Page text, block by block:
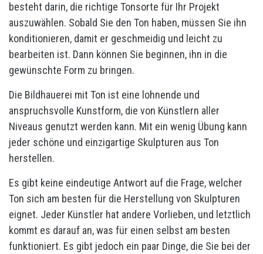
besteht darin, die richtige Tonsorte für Ihr Projekt
auszuwählen. Sobald Sie den Ton haben, müssen Sie ihn
konditionieren, damit er geschmeidig und leicht zu
bearbeiten ist. Dann können Sie beginnen, ihn in die
gewünschte Form zu bringen.
Die Bildhauerei mit Ton ist eine lohnende und
anspruchsvolle Kunstform, die von Künstlern aller
Niveaus genutzt werden kann. Mit ein wenig Übung kann
jeder schöne und einzigartige Skulpturen aus Ton
herstellen.
Es gibt keine eindeutige Antwort auf die Frage, welcher
Ton sich am besten für die Herstellung von Skulpturen
eignet. Jeder Künstler hat andere Vorlieben, und letztlich
kommt es darauf an, was für einen selbst am besten
funktioniert. Es gibt jedoch ein paar Dinge, die Sie bei der